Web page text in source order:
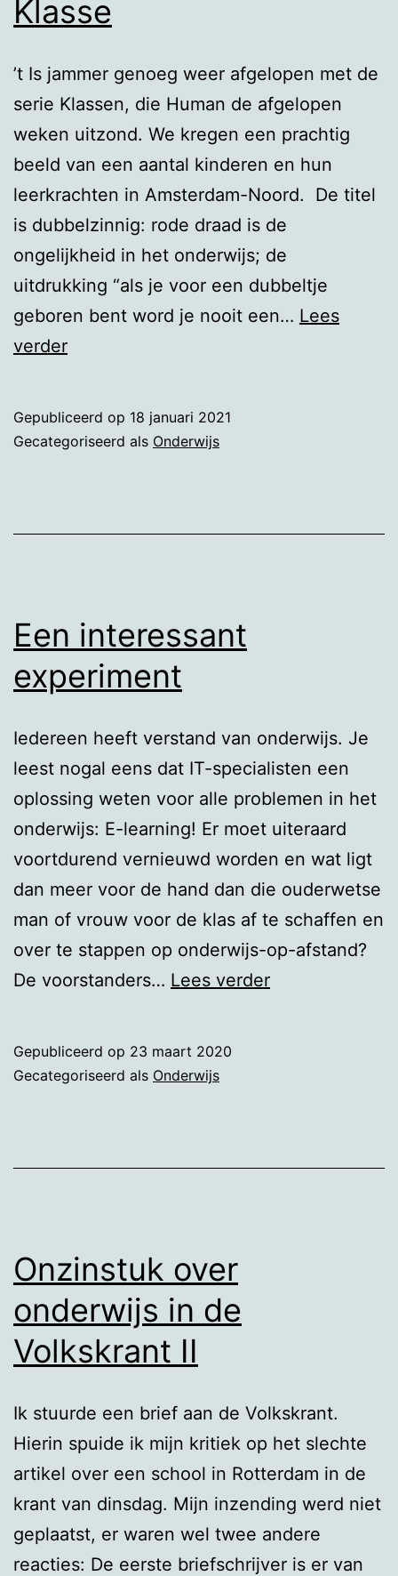
Klasse
’t Is jammer genoeg weer afgelopen met de
serie Klassen, die Human de afgelopen
weken uitzond. We kregen een prachtig
beeld van een aantal kinderen en hun
leerkrachten in Amsterdam-Noord. De titel
is dubbelzinnig: rode draad is de
ongelijkheid in het onderwijs; de
uitdrukking “als je voor een dubbeltje
geboren bent word je nooit een… Lees
verderKlasse
Gepubliceerd op 18 januari 2021
Gecategoriseerd als Onderwijs
Een interessant
experiment
Iedereen heeft verstand van onderwijs. Je
leest nogal eens dat IT-specialisten een
oplossing weten voor alle problemen in het
onderwijs: E-learning! Er moet uiteraard
voortdurend vernieuwd worden en wat ligt
dan meer voor de hand dan die ouderwetse
man of vrouw voor de klas af te schaffen en
over te stappen op onderwijs-op-afstand?
De voorstanders… Lees verderEen
Gepubliceerd op 23 maart 2020
Gecategoriseerd als Onderwijs
Onzinstuk over
onderwijs in de
Volkskrant II
Ik stuurde een brief aan de Volkskrant.
Hierin spuide ik mijn kritiek op het slechte
artikel over een school in Rotterdam in de
krant van dinsdag. Mijn inzending werd niet
geplaatst, er waren wel twee andere
reacties: De eerste briefschrijver is er van